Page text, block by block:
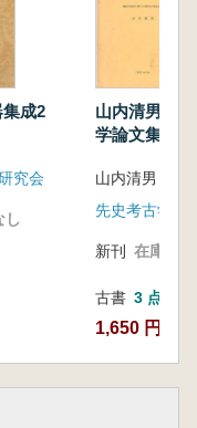
成2
究会
し
山内清男・
学論文集第2
山内清男
先史考古学会
新刊 在庫なし
古書 3 点
1,650 円~